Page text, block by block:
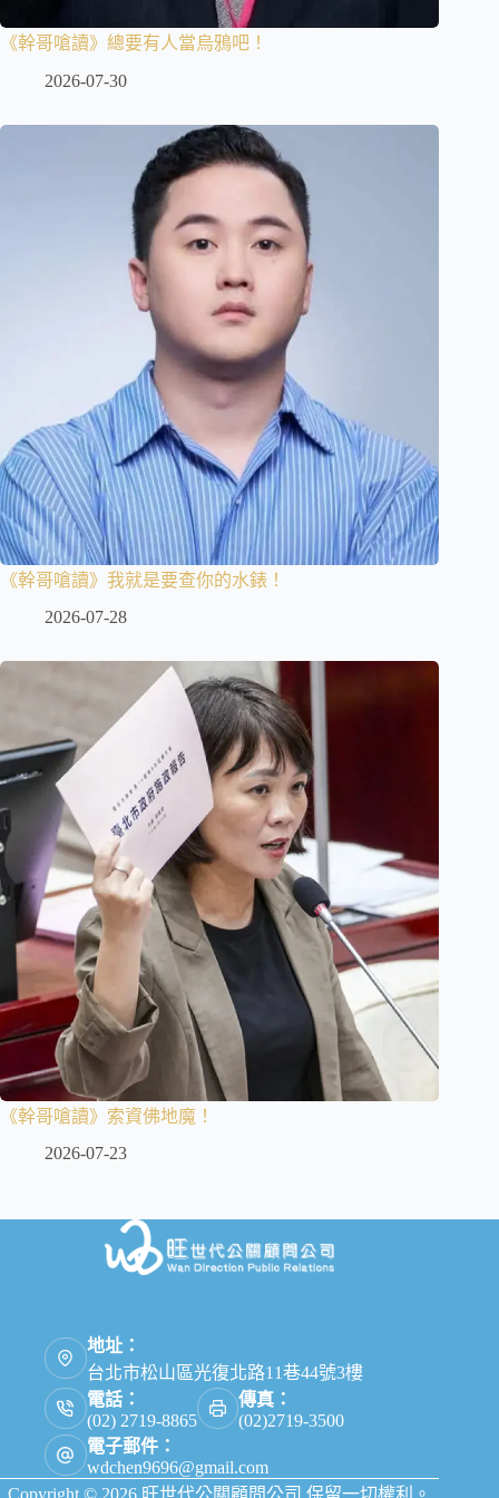
《幹哥嗆讀》總要有人當烏鴉吧！
2026-07-30
《幹哥嗆讀》我就是要查你的水錶！
2026-07-28
《幹哥嗆讀》索資佛地魔！
2026-07-23
地址：
台北市松山區光復北路11巷44號3樓
電話：
(02) 2719-8865
傳真：
(02)2719-3500
電子郵件：
wdchen9696@gmail.com